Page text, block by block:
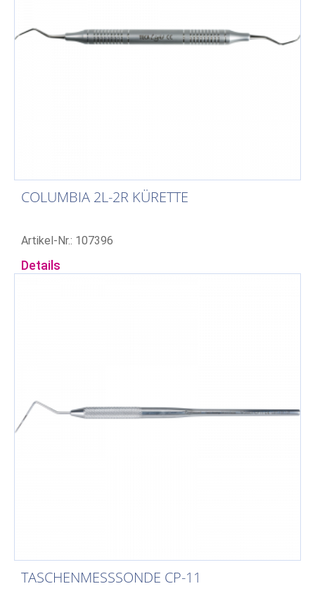
COLUMBIA 2L-2R KÜRETTE
Artikel-Nr.: 107396
Details
TASCHENMESSSONDE CP-11